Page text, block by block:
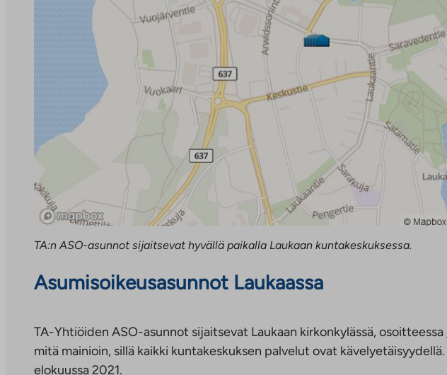
TA:n ASO-asunnot sijaitsevat hyvällä paikalla Laukaan kuntakeskuksessa.
Asumisoikeusasunnot Laukaassa
TA-Yhtiöiden ASO-asunnot sijaitsevat Laukaan kirkonkylässä, osoitteessa
mitä mainioin, sillä kaikki kuntakeskuksen palvelut ovat
elokuussa 2021.